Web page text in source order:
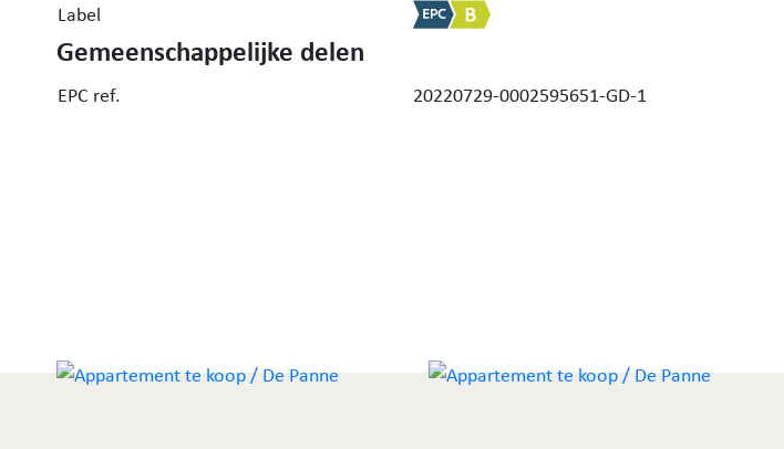
Label
Gemeenschappelijke delen
EPC ref. 20220729-0002595651-GD-1